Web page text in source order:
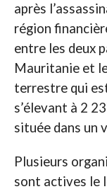
après
région
entre les deux
Mauritanie et
terrestre qui
s’élevant à 2
située dans un
Plusieurs
sont actives le